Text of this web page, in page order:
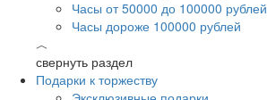
Часы от 50000 до 100000 рублей
Часы дороже 100000 рублей
︿
свернуть раздел
Подарки к торжеству